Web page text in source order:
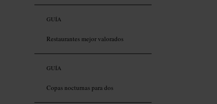
GUÍA
Restaurantes mejor valorados
GUÍA
Copas nocturnas para dos